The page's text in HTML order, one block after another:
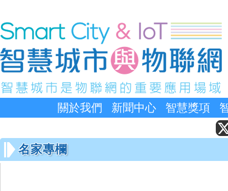
關於我們 新聞中心 智慧獎項
名家專欄